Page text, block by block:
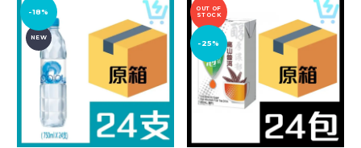
-18%
NEW
OUT OF
STOCK
-25%